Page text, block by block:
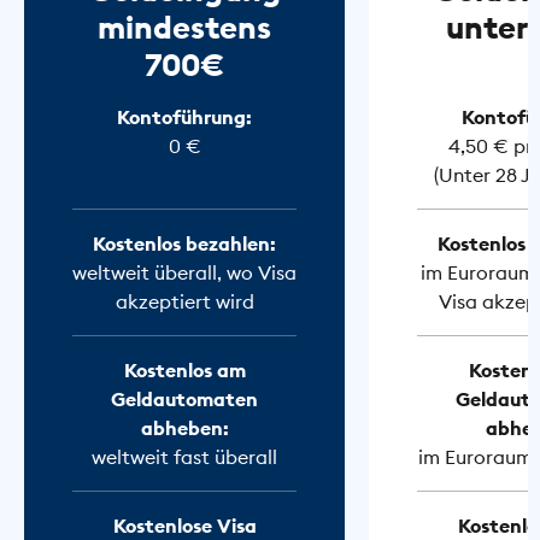
mindestens
700€
Kontoführung:
0 €
Kostenlos bezahlen:
weltweit überall, wo Visa
akzeptiert wird
Kostenlos am
Geldautomaten
abheben:
weltweit fast überall
Kostenlose Visa
unter
4,50 €
(Unter 28
Kostenlos
im
Visa
im